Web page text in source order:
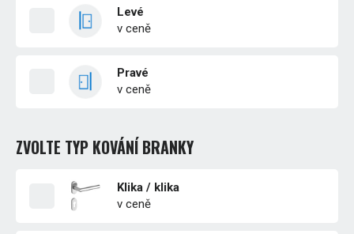
Levé
v ceně
Pravé
v ceně
ZVOLTE TYP KOVÁNÍ BRANKY
Klika / klika
v ceně